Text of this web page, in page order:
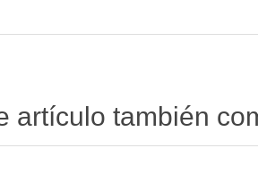
artículo también